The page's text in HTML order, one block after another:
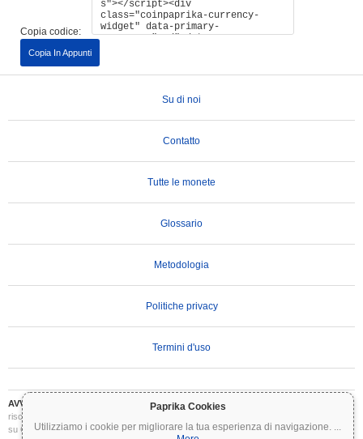
Paprika Cookies
Utilizziamo i cookie per migliorare la tua esperienza di navigazione. ...
Copia codice:
Copia In Appunti
Su di noi
Contatto
Tutte le monete
Glossario
Metodologia
Politiche privacy
Termini d'uso
AVVERTENZA IMPORTANTE:
Le criptovalute sono altamente volatili e comportano
rischi significativi. Potresti perdere parte o tutto il tuo investimento. Tutte le informazioni
su Coinpaprika sono fornite esclusivamente a scopo informativo e non costituiscono